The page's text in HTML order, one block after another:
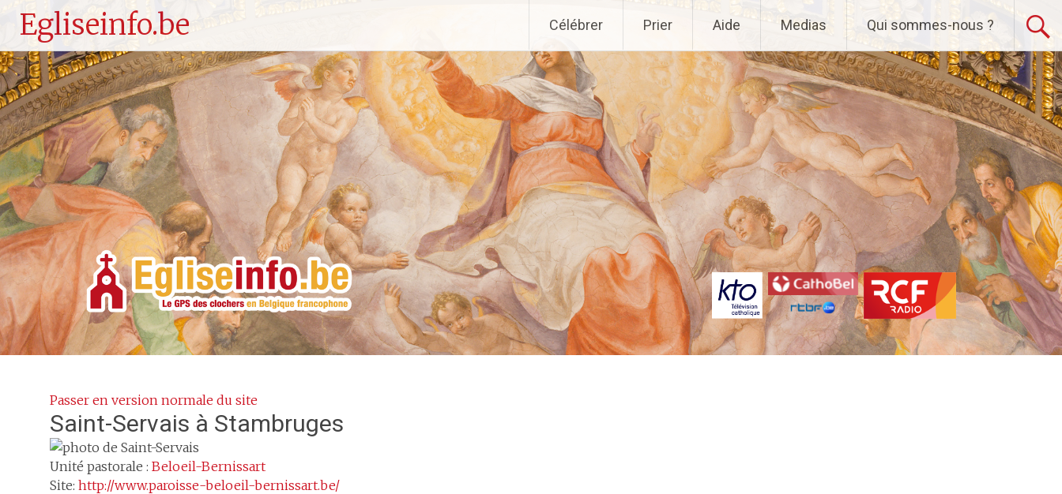
Egliseinfo.be
au
principal
Célébrer Prier Aide Medias Qui sommes-nous ?
Passer en version normale du site
Saint-Servais à Stambruges
Unité pastorale : Beloeil-Bernissart
Site: http://www.paroisse-beloeil-bernissart.be/